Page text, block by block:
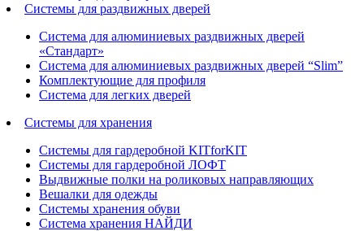
Системы для раздвижных дверей
Система для алюминиевых раздвижных дверей
«Стандарт»
Система для алюминиевых раздвижных дверей “Slim”
Комплектующие для профиля
Система для легких дверей
Системы для хранения
Системы для гардеробной KITforKIT
Системы для гардеробной ЛОФТ
Выдвижные полки на роликовых направляющих
Вешалки для одежды
Системы хранения обуви
Система хранения НАЙДИ